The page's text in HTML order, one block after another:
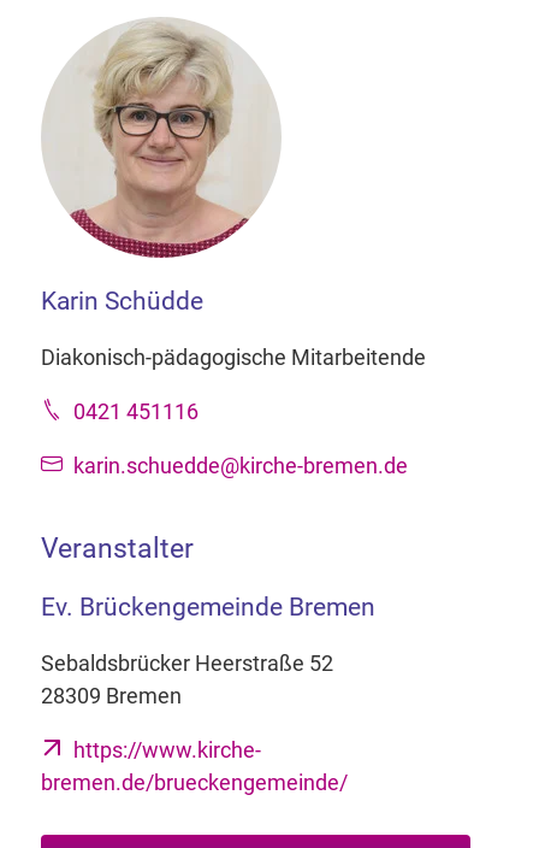
Karin Schüdde
Diakonisch-pädagogische Mitarbeitende
0421 451116
karin.schuedde@kirche-bremen.de
Veranstalter
Ev. Brückengemeinde Bremen
Sebaldsbrücker Heerstraße 52
28309 Bremen
https://www.kirche-
bremen.de/brueckengemeinde/